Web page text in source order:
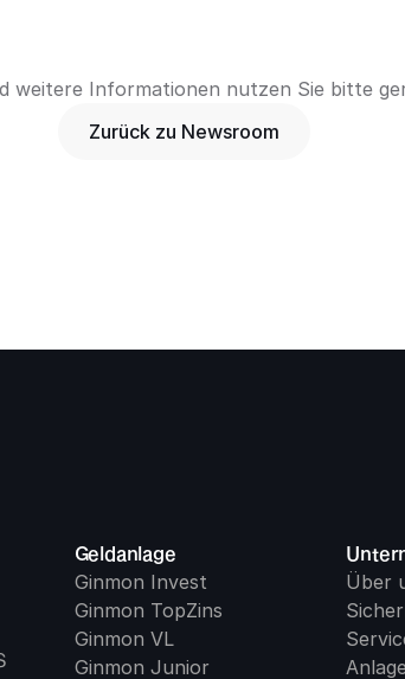
weitere Informationen nutzen Sie bitte
Zurück zu Newsroom
Geldanlage
Ginmon Invest
Ginmon TopZins
Ginmon VL
Ginmon Junior
Über